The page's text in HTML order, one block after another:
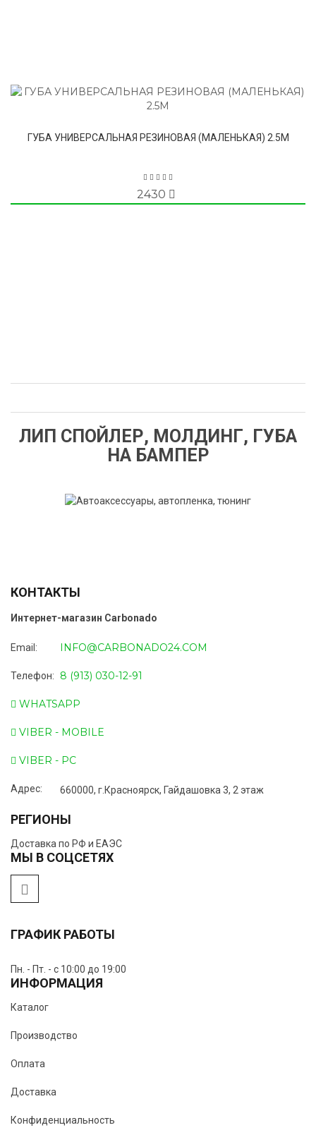
ГУБА УНИВЕРСАЛЬНАЯ РЕЗИНОВАЯ (МАЛЕНЬКАЯ) 2.5М
2430
ЛИП СПОЙЛЕР, МОЛДИНГ, ГУБА
НА БАМПЕР
КОНТАКТЫ
Интернет-магазин Carbonado
Email: INFO@CARBONADO24.COM
Телефон: 8 (913) 030-12-91
WHATSAPP
VIBER - MOBILE
VIBER - PC
Адрес: 660000, г.Красноярск, Гайдашовка 3, 2 этаж
РЕГИОНЫ
Доставка по РФ и ЕАЭС
МЫ В СОЦСЕТЯХ
ГРАФИК РАБОТЫ
Пн. - Пт. - с 10:00 до 19:00
ИНФОРМАЦИЯ
Каталог
Производство
Оплата
Доставка
Конфиденциальность